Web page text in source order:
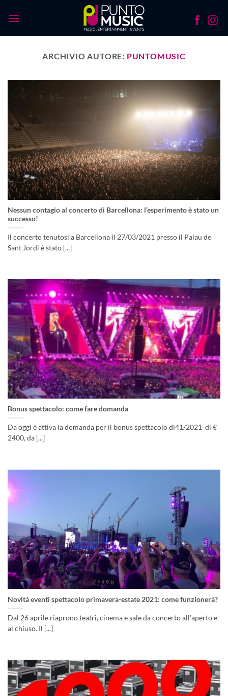
ARCHIVIO AUTORE: PUNTOMUSIC
Nessun contagio al concerto di Barcellona: l’esperimento è stato un
successo!
Il concerto tenutosi a Barcellona il 27/03/2021 presso il Palau de
Sant Jordi è stato [...]
Bonus spettacolo: come fare domanda
Da oggi è attiva la domanda per il bonus spettacolo dl41/2021 di €
2400, da [...]
Novità eventi spettacolo primavera-estate 2021: come funzionerà?
Dal 26 aprile riaprono teatri, cinema e sale da concerto all’aperto e
al chiuso. Il [...]